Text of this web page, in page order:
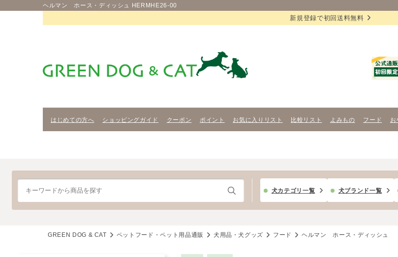
ヘルマン ホース・ディッシュ HERMHE26-00
新規登録で初回送料無料
はじめての方へ ショッピングガイド クーポン ポイント お気に入りリスト 比較リスト よみもの フード お
犬カテゴリ一覧 犬ブランド一覧
GREEN DOG & CAT ペットフード・ペット用品通販 犬用品・犬グッズ フード ヘルマン ホース・ディッシュ